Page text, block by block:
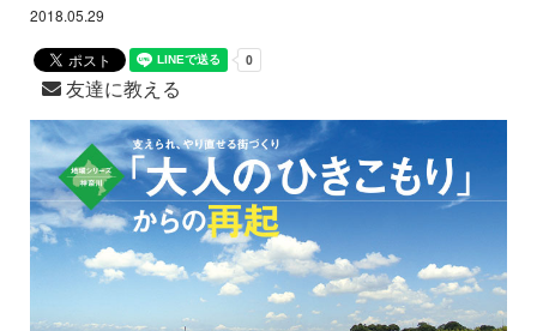
2018.05.29
友達に教える